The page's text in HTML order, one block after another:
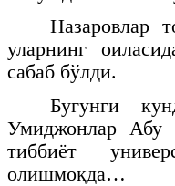
Назаровлар
уларнинг
сабаб бўлди.
Бугунги
Умиджонлар Абу
тиббиёт
олишмоқда…